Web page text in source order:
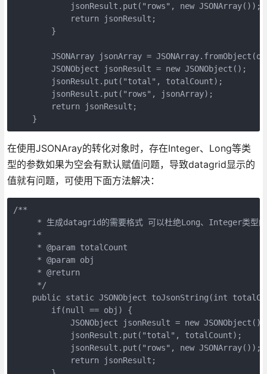
            jsonResult.put("rows", new JSONArray());
            return jsonResult;
        }
JSONArray jsonArray =
        JSONObject jsonResult = new JSONObject();
        jsonResult.put("total", totalCount);
        jsonResult.put("rows", jsonArray);
        return jsonResult;
    }
在使用JSONAray的转化对象时，存在Integer、Long等类
型的参数如果为空会有默认赋值问题，导致datagrid显示的
值就有问题，可使用下面方法解决：
/**
* 生成datagrid的需要格式 可以杜绝Long、Integer类型的
     *
     * @param totalCount
     * @param obj
     * @return
     */
public static JSONObject toJsonString(int
        if(null == obj) {
            JSONObject jsonResult = new JSONObject();
            jsonResult.put("total", totalCount);
            jsonResult.put("rows", new JSONArray());
            return jsonResult;